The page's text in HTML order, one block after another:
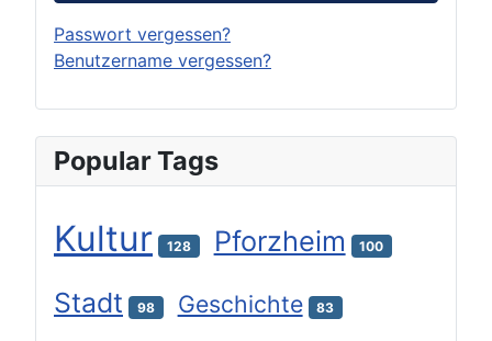
Passwort vergessen?
Benutzername vergessen?
Popular Tags
Kultur 128 Pforzheim 100
Stadt 98 Geschichte 83